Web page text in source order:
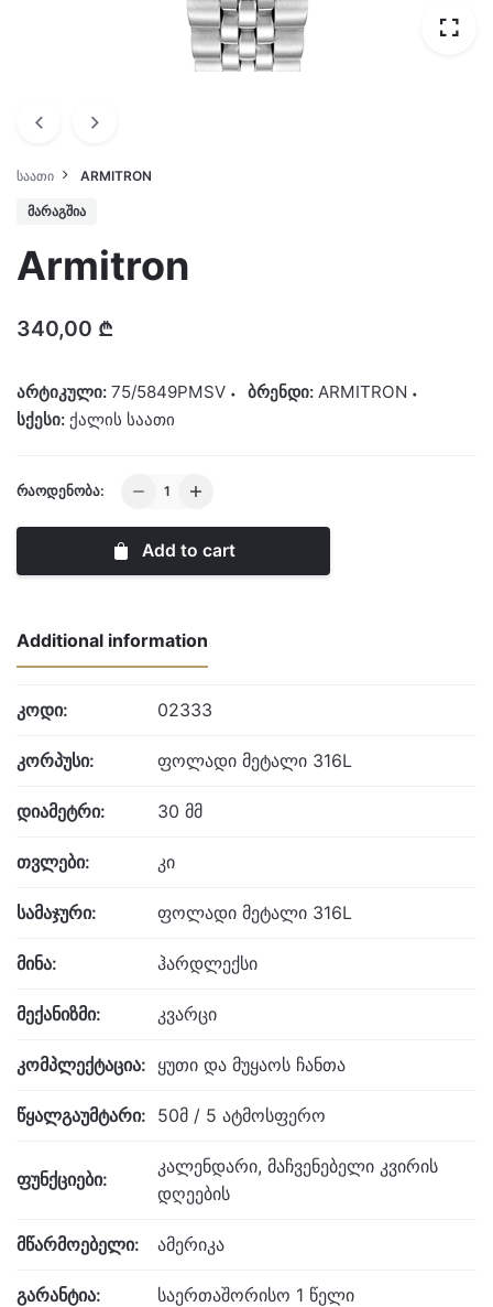
ᲡᲐᲐᲗᲘ ARMITRON
ᲛᲐᲠᲐᲒᲨᲘᲐ
Armitron
340,00 ₾
არტიკული: 75/5849PMSV ბრენდი: ARMITRON
სქესი: ქალის საათი
ᲠᲐᲝᲓᲔᲜᲝᲑᲐ:
Armitron
Add to cart
Additional information
კოდი: 02333
კორპუსი: ფოლადი მეტალი 316L
დიამეტრი: 30 მმ
თვლები: კი
სამაჯური: ფოლადი მეტალი 316L
მინა: ჰარდლექსი
მექანიზმი: კვარცი
კომპლექტაცია: ყუთი და მუყაოს ჩანთა
წყალგაუმტარი: 50მ / 5 ატმოსფერო
ფუნქციები:
კალენდარი, მაჩვენებელი კვირის
დღეების
მწარმოებელი: ამერიკა
გარანტია: საერთაშორისო 1 წელი